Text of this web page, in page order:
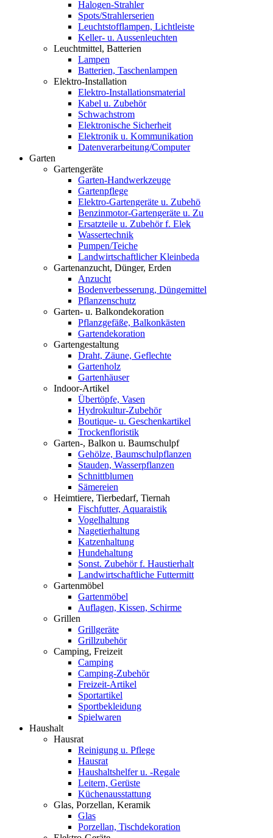
Halogen-Strahler
Spots/Strahlerserien
Leuchtstofflampen, Lichtleiste
Keller- u. Aussenleuchten
Leuchtmittel, Batterien
Lampen
Batterien, Taschenlampen
Elektro-Installation
Elektro-Installationsmaterial
Kabel u. Zubehör
Schwachstrom
Elektronische Sicherheit
Elektronik u. Kommunikation
Datenverarbeitung/Computer
Garten
Gartengeräte
Garten-Handwerkzeuge
Gartenpflege
Elektro-Gartengeräte u. Zubehö
Benzinmotor-Gartengeräte u. Zu
Ersatzteile u. Zubehör f. Elek
Wassertechnik
Pumpen/Teiche
Landwirtschaftlicher Kleinbeda
Gartenanzucht, Dünger, Erden
Anzucht
Bodenverbesserung, Düngemittel
Pflanzenschutz
Garten- u. Balkondekoration
Pflanzgefäße, Balkonkästen
Gartendekoration
Gartengestaltung
Draht, Zäune, Geflechte
Gartenholz
Gartenhäuser
Indoor-Artikel
Übertöpfe, Vasen
Hydrokultur-Zubehör
Boutique- u. Geschenkartikel
Trockenfloristik
Garten-, Balkon u. Baumschulpf
Gehölze, Baumschulpflanzen
Stauden, Wasserpflanzen
Schnittblumen
Sämereien
Heimtiere, Tierbedarf, Tiernah
Fischfutter, Aquaraistik
Vogelhaltung
Nagetierhaltung
Katzenhaltung
Hundehaltung
Sonst. Zubehör f. Haustierhalt
Landwirtschaftliche Futtermitt
Gartenmöbel
Gartenmöbel
Auflagen, Kissen, Schirme
Grillen
Grillgeräte
Grillzubehör
Camping, Freizeit
Camping
Camping-Zubehör
Freizeit-Artikel
Sportartikel
Sportbekleidung
Spielwaren
Haushalt
Hausrat
Reinigung u. Pflege
Hausrat
Haushaltshelfer u. -Regale
Leitern, Gerüste
Küchenausstattung
Glas, Porzellan, Keramik
Glas
Porzellan, Tischdekoration